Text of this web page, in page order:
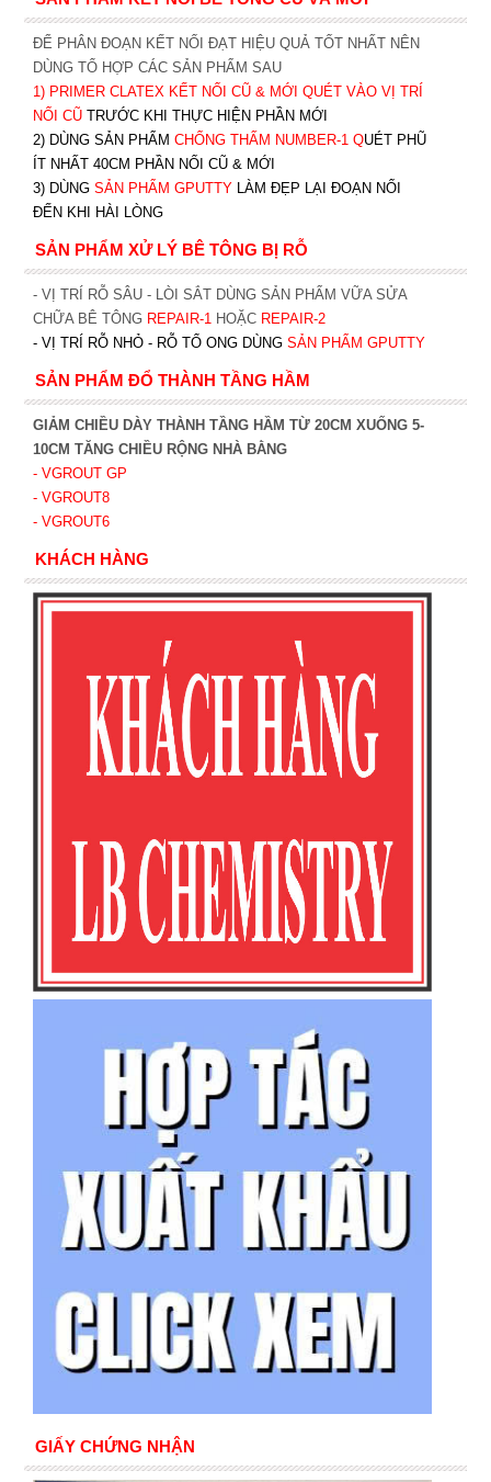
ĐỂ PHÂN ĐOẠN KẾT NỐI ĐẠT HIỆU QUẢ TỐT NHẤT NÊN
DÙNG TỔ HỢP CÁC SẢN PHẨM SAU
1) PRIMER CLATEX KẾT NỐI CŨ & MỚI QUÉT VÀO VỊ TRÍ
NỐI CŨ TRƯỚC KHI THỰC HIỆN PHẦN MỚI
2) DÙNG SẢN PHẨM CHỐNG THẤM NUMBER-1QUÉT PHŨ
ÍT NHẤT 40CM PHẦN NỐI CŨ & MỚI
3) DÙNG SẢN PHẨM GPUTTY LÀM ĐẸP LẠI ĐOẠN NỐI
ĐẾN KHI HÀI LÒNG
SẢN PHẨM XỬ LÝ BÊ TÔNG BỊ RỖ
- VỊ TRÍ RỖ SÂU - LÒI SẮT DÙNG SẢN PHẨM VỮA SỬA
CHỮA BÊ TÔNG REPAIR-1HOẶC REPAIR-2
- VỊ TRÍ RỖ NHỎ - RỖ TỔ ONG DÙNG SẢN PHẨM GPUTTY
SẢN PHẨM ĐỔ THÀNH TẦNG HẦM
GIẢM CHIỀU DÀY THÀNH TẦNG HẦM TỪ 20CM XUỐNG 5-
10CM TĂNG CHIỀU RỘNG NHÀ BẰNG
- VGROUT GP
- VGROUT8
- VGROUT6
KHÁCH HÀNG
GIẤY CHỨNG NHẬN